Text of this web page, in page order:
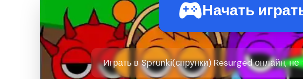
Начать
Играть в Sprunki(спрунки) Resurged онлайн, не